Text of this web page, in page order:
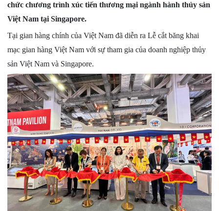
chức chương trình xúc tiến thương mại ngành hành thủy sản
Việt Nam tại Singapore.
Tại gian hàng chính của Việt Nam đã diễn ra Lễ cắt băng khai
mạc gian hàng Việt Nam với sự tham gia của doanh nghiệp thủy
sản Việt Nam và Singapore.